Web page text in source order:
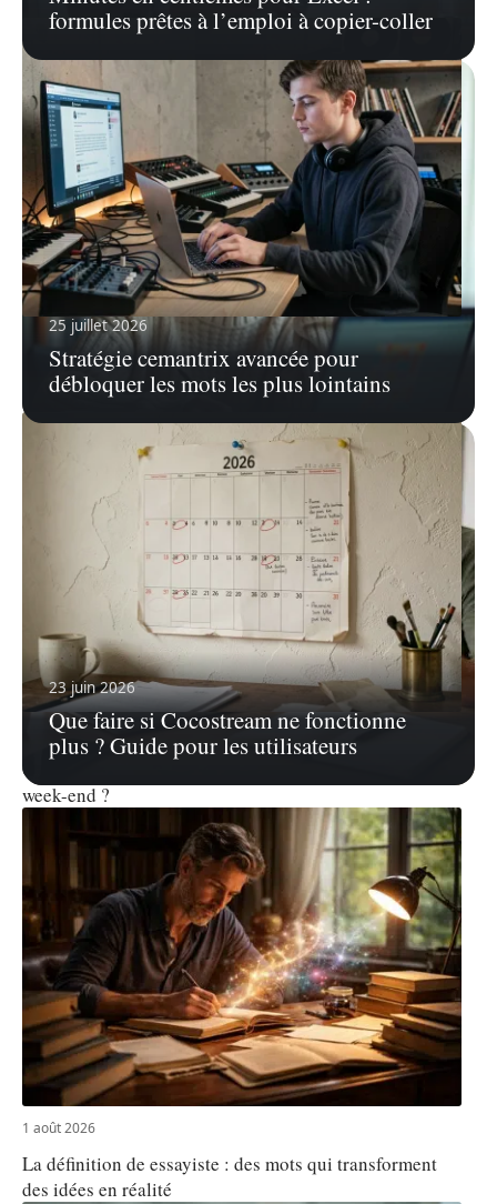
formules prêtes à l’emploi à copier-coller
25 juillet 2026
Stratégie cemantrix avancée pour
débloquer les mots les plus lointains
23 juin 2026
Que faire si Cocostream ne fonctionne
plus ? Guide pour les utilisateurs
7 août 2026
Créer un Blog musique électronique qui attire vraiment
les fans
4 août 2026
Calendrier jour férié 2026 : quelles dates tombent un
week-end ?
1 août 2026
La définition de essayiste : des mots qui transforment
des idées en réalité